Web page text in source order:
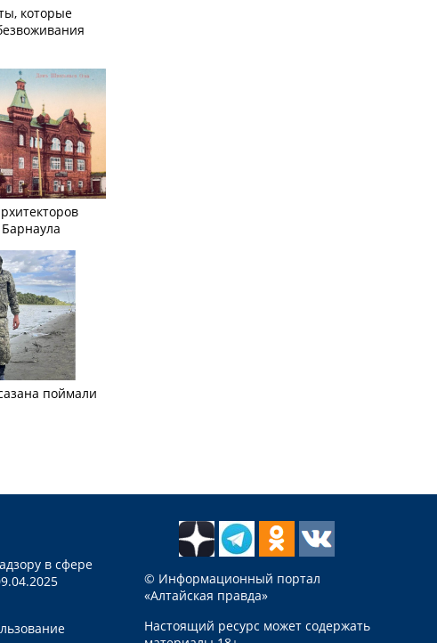
которые
поймали
в сфере
© Информационный портал
«Алтайская правда»
Настоящий ресурс может содержать